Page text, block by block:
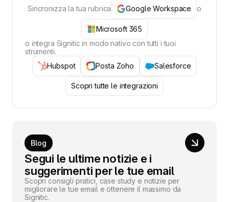
Sincronizza la tua rubrica Google Workspace o
Microsoft 365
o integra Signitic in modo nativo con tutti i tuoi
strumenti.
Hubspot
Posta Zoho Salesforce
Scopri tutte le integrazioni
Blog
Segui le ultime notizie e i
suggerimenti per le tue email
Scopri consigli pratici, case study e notizie per
migliorare le tue email e ottenere il massimo da
Signitic.